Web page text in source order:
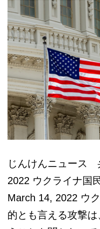
談
じんけんニュー
2022 ウクライナ国
March 14, 2022 ウ
的とも言える攻撃